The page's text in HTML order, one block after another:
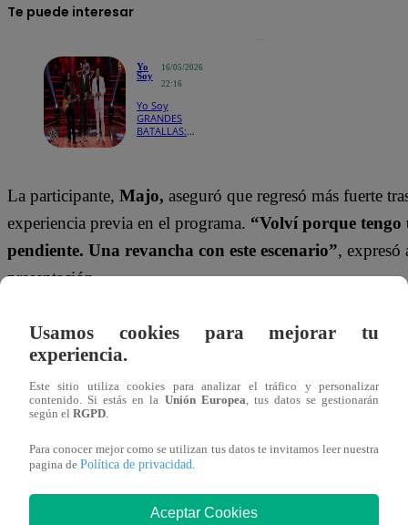
Te puede interesar
Yo
Soy
16/05/2026
22:16
Yo Soy
GRANDES
BATALLAS:
competencia!
La participante, Majo, aseguró que regresó más fuerte
experiencia previa en el programa. “Volví porque tengo
pendiente. Una revancha con este escenario”, expresó
presentación.
Además, dejó clara su intención de representar a una
de artistas.“Soy la voz de una generación diferente.
Aunque confesó que la decisión le dolía,
Mon Laferte. “Con todo el dolor de mi corazón,
madrina”
, dijo antes de iniciar el duelo.
Para esta nueva batalla, interpretó“What Was I Made
Usamos cookies para mejorar tu
experiencia.
Este sitio utiliza cookies para analizar el tráfico y personalizar
contenido. Si estás en la Unión Europea , tus datos se gestionarán
según el RGPD
Para conocer mejor como se utilizan tus datos te invitamos leer nuestra
pagina de Política de privacidad
Aceptar Cookies